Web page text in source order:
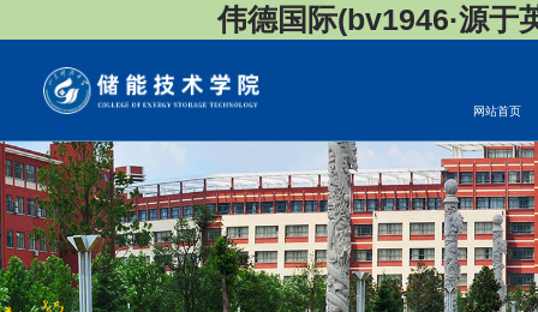
伟德国际(bv1946·源
网站首页